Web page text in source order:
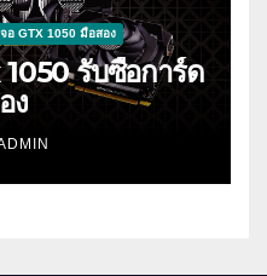
อ GTX 1050 มือสอง
รับซื้อการ์ด
ง